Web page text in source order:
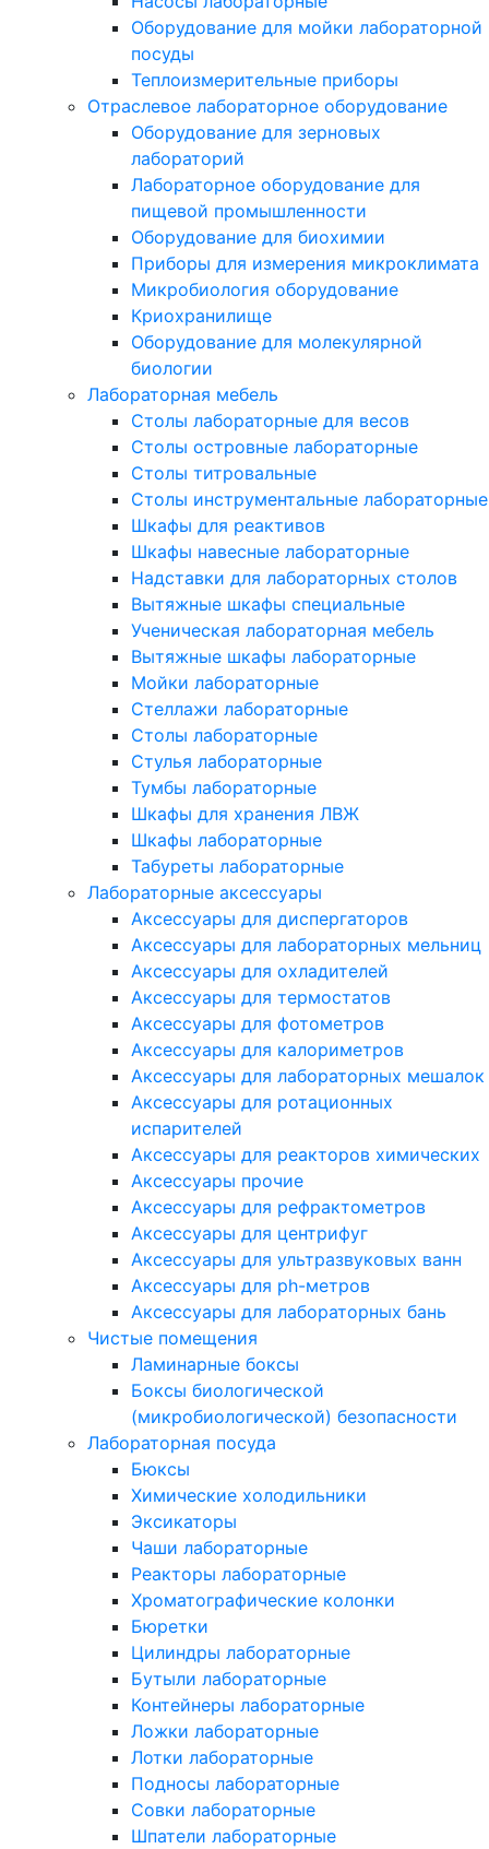
Оборудование для мойки лабораторной
посуды
Теплоизмерительные приборы
Отраслевое лабораторное оборудование
Оборудование для зерновых
лабораторий
Лабораторное оборудование для
пищевой промышленности
Оборудование для биохимии
Приборы для измерения микроклимата
Микробиология оборудование
Криохранилище
Оборудование для молекулярной
биологии
Лабораторная мебель
Столы лабораторные для весов
Столы островные лабораторные
Столы титровальные
Столы инструментальные лабораторные
Шкафы для реактивов
Шкафы навесные лабораторные
Надставки для лабораторных столов
Вытяжные шкафы специальные
Ученическая лабораторная мебель
Вытяжные шкафы лабораторные
Мойки лабораторные
Стеллажи лабораторные
Столы лабораторные
Стулья лабораторные
Тумбы лабораторные
Шкафы для хранения ЛВЖ
Шкафы лабораторные
Табуреты лабораторные
Лабораторные аксессуары
Аксессуары для диспергаторов
Аксессуары для лабораторных мельниц
Аксессуары для охладителей
Аксессуары для термостатов
Аксессуары для фотометров
Аксессуары для калориметров
Аксессуары для лабораторных мешалок
Аксессуары для ротационных
испарителей
Аксессуары для реакторов химических
Аксессуары прочие
Аксессуары для рефрактометров
Аксессуары для центрифуг
Аксессуары для ультразвуковых ванн
Аксессуары для ph-метров
Аксессуары для лабораторных бань
Чистые помещения
Ламинарные боксы
Боксы биологической
(микробиологической) безопасности
Лабораторная посуда
Бюксы
Химические холодильники
Эксикаторы
Чаши лабораторные
Реакторы лабораторные
Хроматографические колонки
Бюретки
Цилиндры лабораторные
Бутыли лабораторные
Контейнеры лабораторные
Ложки лабораторные
Лотки лабораторные
Подносы лабораторные
Совки лабораторные
Шпатели лабораторные